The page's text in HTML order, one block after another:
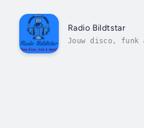
Radio Bildtstar
Jouw disco, funk